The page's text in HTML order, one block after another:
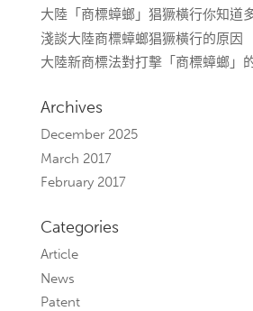
大陸「商標蟑螂」猖獗橫行你知道
淺談大陸商標蟑螂猖獗橫行的原因
大陸新商標法對打擊「商標蟑螂」
Archives
December 2025
March 2017
February 2017
Categories
Article
News
Patent